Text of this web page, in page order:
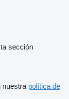
sección
nuestra política de